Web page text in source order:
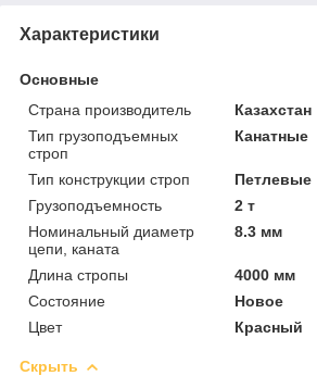
Характеристики
Основные
Страна производитель
Казахстан
Тип грузоподъемных
строп
Канатные
Тип конструкции строп
Петлевые
Грузоподъемность
2 т
Номинальный диаметр
цепи, каната
8.3 мм
Длина стропы
4000 мм
Состояние
Новое
Цвет
Красный
Скрыть